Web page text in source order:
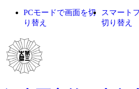
PCモードで画面を切
り替え
スマート
切り替え